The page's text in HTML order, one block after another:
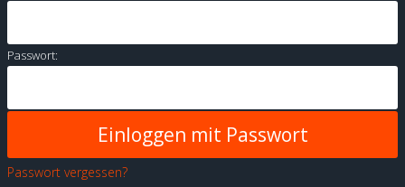
Passwort:
Passwort vergessen?